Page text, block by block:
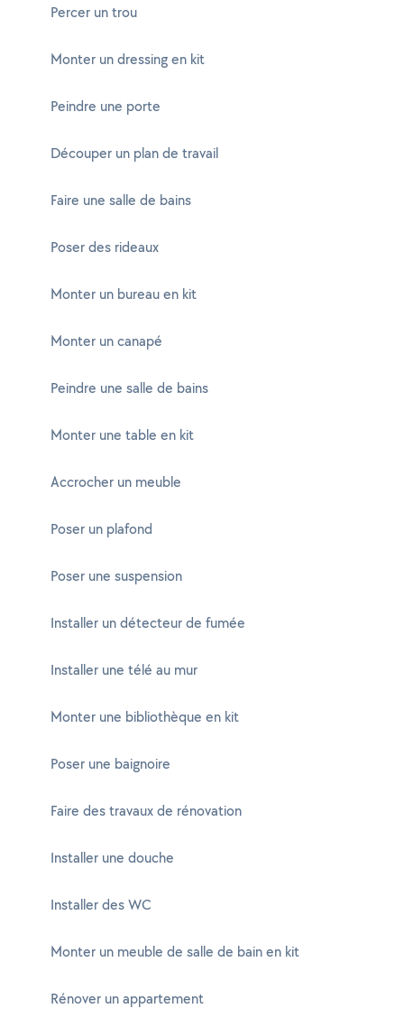
Percer un trou
Monter un dressing en kit
Peindre une porte
Découper un plan de travail
Faire une salle de bains
Poser des rideaux
Monter un bureau en kit
Monter un canapé
Peindre une salle de bains
Monter une table en kit
Accrocher un meuble
Poser un plafond
Poser une suspension
Installer un détecteur de fumée
Installer une télé au mur
Monter une bibliothèque en kit
Poser une baignoire
Faire des travaux de rénovation
Installer une douche
Installer des WC
Monter un meuble de salle de bain en kit
Rénover un appartement